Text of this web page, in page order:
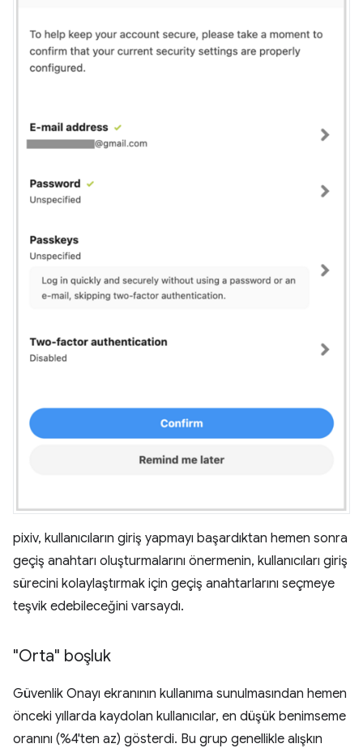
pixiv, kullanıcıların giriş yapmayı başardıktan hemen sonra
geçiş anahtarı oluşturmalarını önermenin, kullanıcıları giriş
sürecini kolaylaştırmak için geçiş anahtarlarını seçmeye
teşvik edebileceğini varsaydı.
"Orta" boşluk
Güvenlik Onayı ekranının kullanıma sunulmasından hemen
önceki yıllarda kaydolan kullanıcılar, en düşük benimseme
oranını (%4'ten az) gösterdi. Bu grup genellikle alışkın